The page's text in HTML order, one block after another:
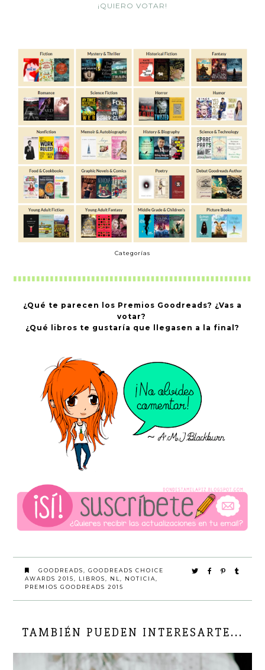
¡QUIERO VOTAR!
Categorías
¿Qué te parecen los Premios Goodreads? ¿Vas a
votar?
¿Qué libros te gustaría que llegasen a la final?
GOODREADS
GOODREADS CHOICE
AWARDS 2015
LIBROS NL NOTICIA
PREMIOS GOODREADS 2015
TAMBIÉN PUEDEN INTERESARTE...